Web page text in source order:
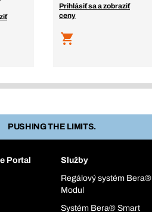
Prihlásiť sa a zobraziť
ceny
PUSHING THE LIMITS.
Portal
Služby
Regálový systém Bera®
Modul
Systém Bera® Smart